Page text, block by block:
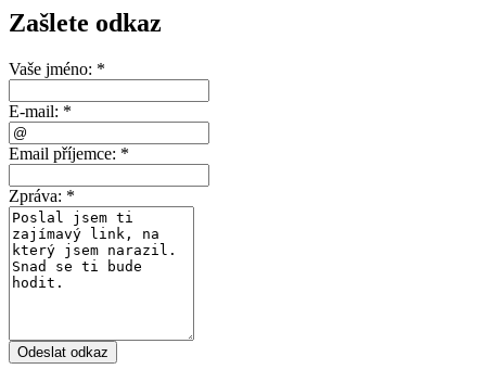
Zašlete odkaz
Vaše jméno: *
E-mail: *
Email příjemce: *
Zpráva: *